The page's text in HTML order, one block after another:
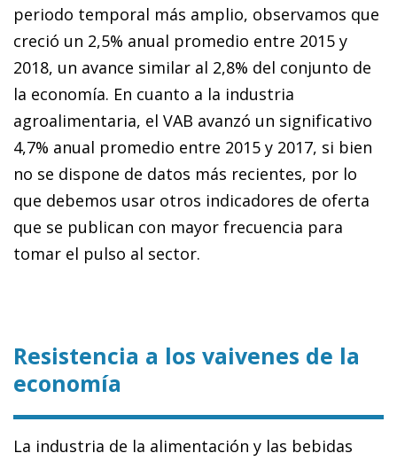
periodo temporal más amplio, observamos que
creció un 2,5% anual promedio entre 2015 y
2018, un avance similar al 2,8% del conjunto de
la economía. En cuanto a la industria
agroalimentaria, el VAB avanzó un significativo
4,7% anual promedio entre 2015 y 2017, si bien
no se dispone de datos más recientes, por lo
que debemos usar otros indicadores de oferta
que se publican con mayor frecuencia para
tomar el pulso al sector.
Resistencia a los vaivenes de la
economía
La industria de la alimentación y las bebidas